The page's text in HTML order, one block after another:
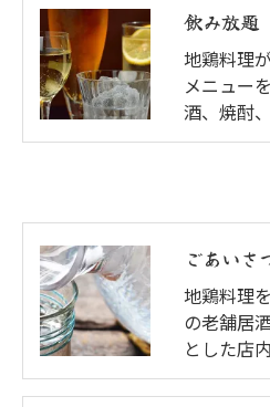
飲み放題
地鶏料理
メニュー
酒、焼酎
ごあいさ
地鶏料理
の老舗居
とした店